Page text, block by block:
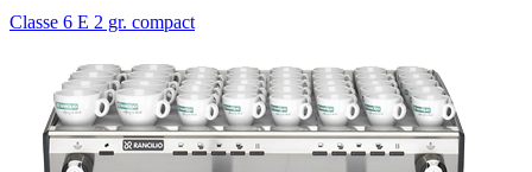
Classe 6 E 2 gr. compact